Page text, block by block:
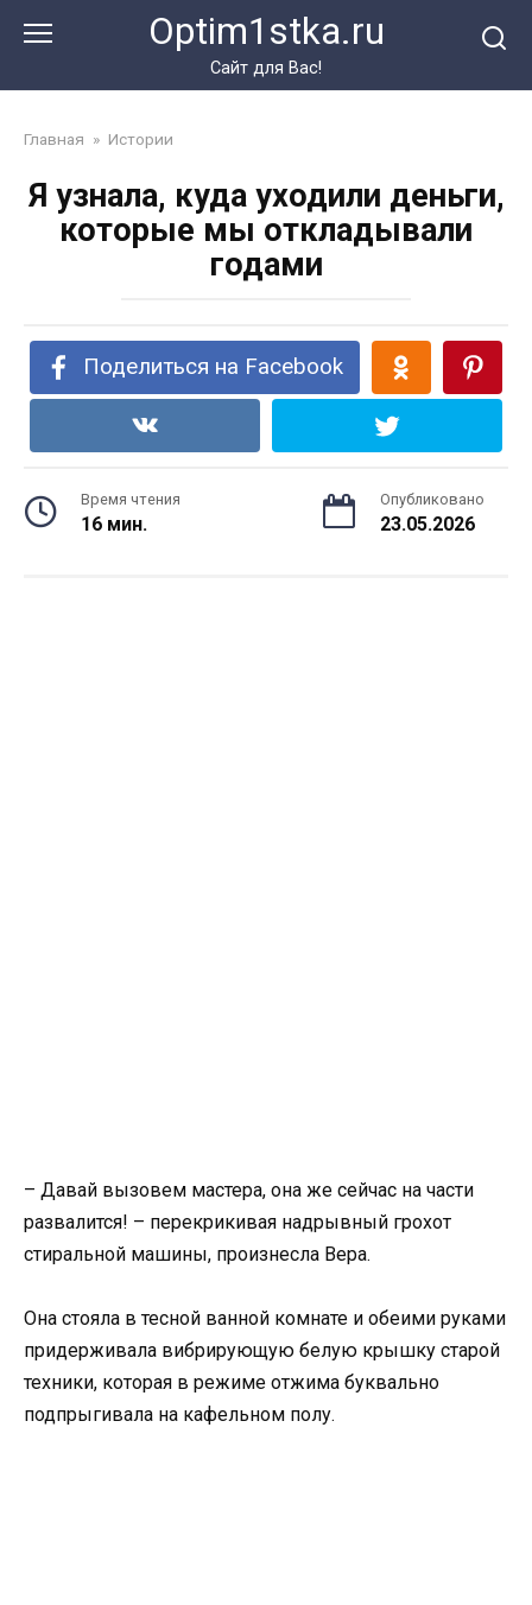
Optim1stka.ru
Сайт для Вас!
Главная » Истории
Я узнала, куда уходили деньги,
которые мы откладывали
годами
Поделиться на Facebook
Время чтения
16 мин.
Опубликовано
23.05.2026
– Давай вызовем мастера, она же сейчас на части
развалится! – перекрикивая надрывный грохот
стиральной машины, произнесла Вера.
Она стояла в тесной ванной комнате и обеими руками
придерживала вибрирующую белую крышку старой
техники, которая в режиме отжима буквально
подпрыгивала на кафельном полу.